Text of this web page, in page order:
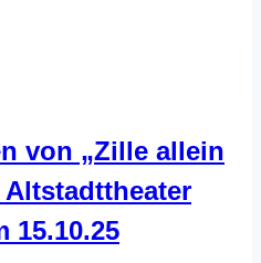
von „Zille allein
Altstadttheater
15.10.25